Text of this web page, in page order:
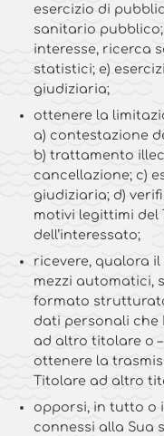
esercizio di
sanitario
interesse, ricerca
statistici; e)
giudiziaria;
ottenere la
a) contestazione
b) trattamento
cancellazione; c)
giudiziaria; d)
motivi legittimi del
dell’interessato;
ricevere, qualora
mezzi automatici,
formato
dati personali
ad altro titolare o
ottenere la
Titolare ad altro
opporsi, in tutto o
connessi alla Sua